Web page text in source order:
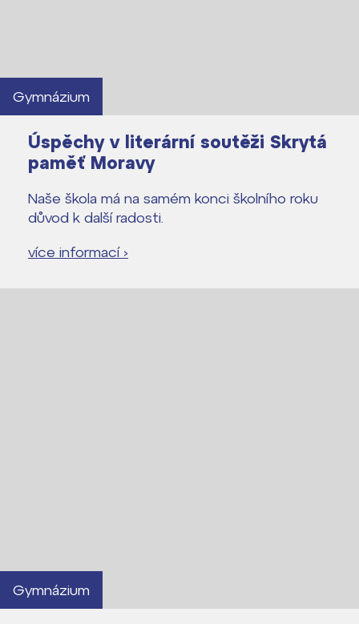
Gymnázium
Úspěchy v literární soutěži Skrytá
paměť Moravy
Naše škola má na samém konci školního roku
důvod k další radosti.
více informací ›
Gymnázium
Proč se stát studentem Gymnázia